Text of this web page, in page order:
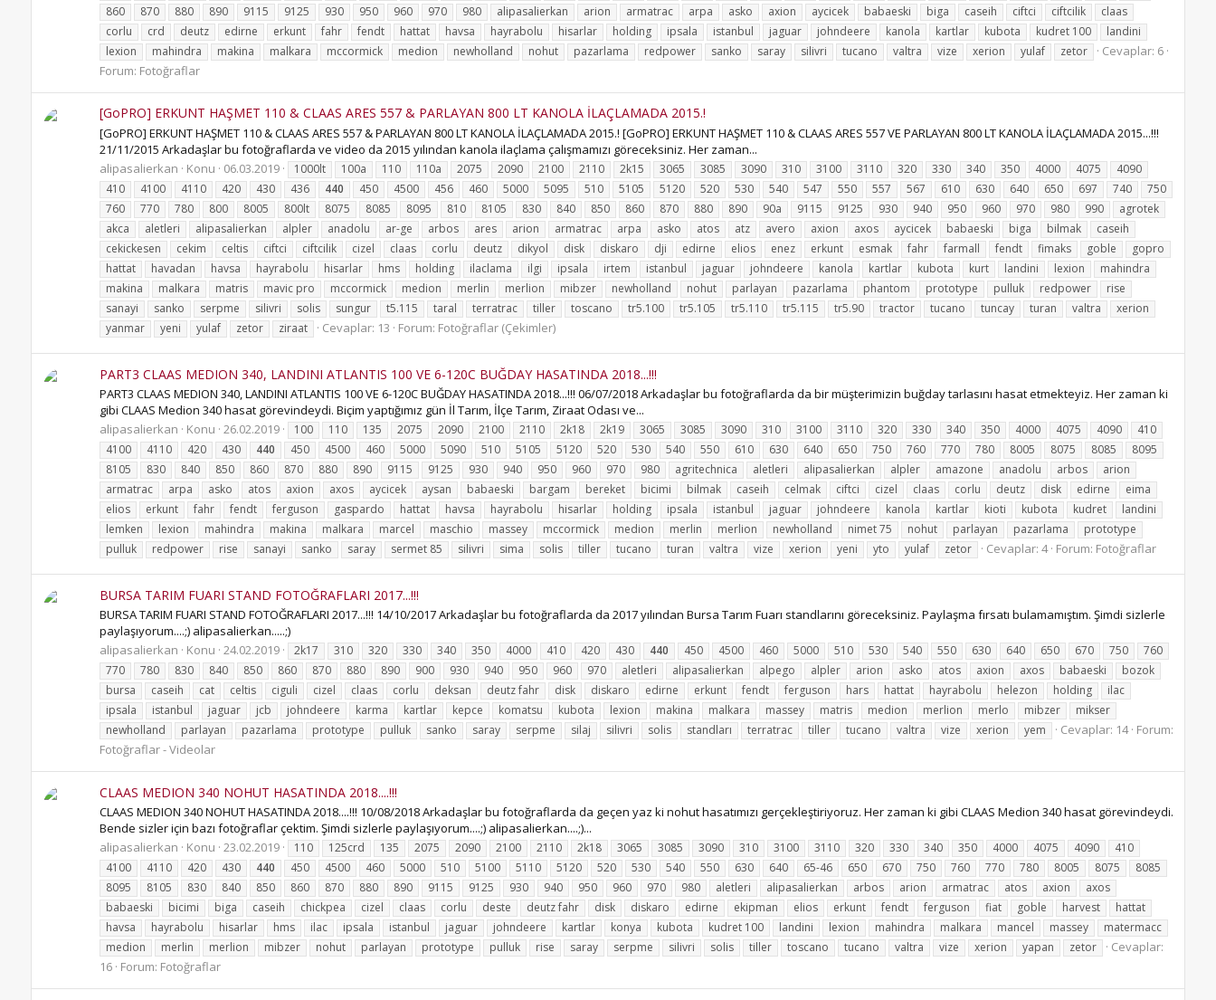
860
870 880 890 9115 9125 930 950 960 970 980 alipasalierkan arion armatrac arpa asko axion aycicek babaeski biga caseih ciftci ciftcilik
claas
corlu
crd deutz edirne erkunt fahr fendt hattat havsa hayrabolu hisarlar holding ipsala istanbul jaguar johndeere kanola kartlar kubota kudret 100
landini
lexion
mahindra makina malkara mccormick medion newholland nohut pazarlama redpower sanko saray silivri tucano valtra vize xerion yulaf zetor
Cevaplar: 6
Forum: Fotoğraflar
[GoPRO] ERKUNT HAŞMET 110 & CLAAS ARES 557 & PARLAYAN 800 LT KANOLA İLAÇLAMADA 2015.!
[GoPRO] ERKUNT HAŞMET 110 & CLAAS ARES 557 & PARLAYAN 800 LT KANOLA İLAÇLAMADA 2015.! [GoPRO] ERKUNT HAŞMET 110 & CLAAS ARES 557 VE PARLAYAN 800 LT KANOLA İLAÇLAMADA 2015...!!!
21/11/2015 Arkadaşlar bu fotoğraflarda ve video da 2015 yılından kanola ilaçlama çalışmamızı göreceksiniz. Her zaman...
alipasalierkan
Konu 06.03.2019 1000lt 100a 110 110a 2075 2090 2100 2110 2k15 3065 3085 3090 310 3100 3110 320 330 340 350 4000 4075
4090
410
4100 4110 420 430 436 440 450 4500 456 460 5000 5095 510 5105 5120 520 530 540 547 550 557 567 610 630 640 650 697 740
750
760
770 780 800 8005 800lt 8075 8085 8095 810 8105 830 840 850 860 870 880 890 90a 9115 9125 930 940 950 960 970 980 990
agrotek
akca
aletleri alipasalierkan alpler anadolu ar-ge arbos ares arion armatrac arpa asko atos atz avero axion axos aycicek babaeski biga bilmak
caseih
cekickesen
cekim celtis ciftci ciftcilik cizel claas corlu deutz dikyol disk diskaro dji edirne elios enez erkunt esmak fahr farmall fendt fimaks goble
gopro
hattat
havadan havsa hayrabolu hisarlar hms holding ilaclama ilgi ipsala irtem istanbul jaguar johndeere kanola kartlar kubota kurt landini lexion
mahindra
makina
malkara matris mavic pro mccormick medion merlin merlion mibzer newholland nohut parlayan pazarlama phantom prototype pulluk redpower
rise
sanayi
sanko serpme silivri solis sungur t5.115 taral terratrac tiller toscano tr5.100 tr5.105 tr5.110 tr5.115 tr5.90 tractor tucano tuncay turan valtra
xerion
yanmar
yeni yulaf zetor ziraat Cevaplar: 13 Forum: Fotoğraflar (Çekimler)
PART3 CLAAS MEDION 340, LANDINI ATLANTIS 100 VE 6-120C BUĞDAY HASATINDA 2018...!!!
PART3 CLAAS MEDION 340, LANDINI ATLANTIS 100 VE 6-120C BUĞDAY HASATINDA 2018...!!! 06/07/2018 Arkadaşlar bu fotoğraflarda da bir müşterimizin buğday tarlasını hasat etmekteyiz. Her zaman ki
gibi CLAAS Medion 340 hasat görevindeydi. Biçim yaptığımız gün İl Tarım, İlçe Tarım, Ziraat Odası ve...
alipasalierkan
Konu 26.02.2019 100 110 135 2075 2090 2100 2110 2k18 2k19 3065 3085 3090 310 3100 3110 320 330 340 350 4000 4075 4090
410
4100
4110 420 430 440 450 4500 460 5000 5090 510 5105 5120 520 530 540 550 610 630 640 650 750 760 770 780 8005 8075 8085
8095
8105
830 840 850 860 870 880 890 9115 9125 930 940 950 960 970 980 agritechnica aletleri alipasalierkan alpler amazone anadolu arbos
arion
armatrac
arpa asko atos axion axos aycicek aysan babaeski bargam bereket bicimi bilmak caseih celmak ciftci cizel claas corlu deutz disk edirne
eima
elios
erkunt fahr fendt ferguson gaspardo hattat havsa hayrabolu hisarlar holding ipsala istanbul jaguar johndeere kanola kartlar kioti kubota kudret
landini
lemken
lexion mahindra makina malkara marcel maschio massey mccormick medion merlin merlion newholland nimet 75 nohut parlayan pazarlama
prototype
pulluk
redpower rise sanayi sanko saray sermet 85 silivri sima solis tiller tucano turan valtra vize xerion yeni yto yulaf zetor Cevaplar: 4 Forum: Fotoğraflar
BURSA TARIM FUARI STAND FOTOĞRAFLARI 2017...!!!
BURSA TARIM FUARI STAND FOTOĞRAFLARI 2017...!!! 14/10/2017 Arkadaşlar bu fotoğraflarda da 2017 yılından Bursa Tarım Fuarı standlarını göreceksiniz. Paylaşma fırsatı bulamamıştım. Şimdi sizlerle
paylaşıyorum....;) alipasalierkan.....;)
alipasalierkan
Konu 24.02.2019 2k17 310 320 330 340 350 4000 410 420 430 440 450 4500 460 5000 510 530 540 550 630 640 650 670 750
760
770
780 830 840 850 860 870 880 890 900 930 940 950 960 970 aletleri alipasalierkan alpego alpler arion asko atos axion axos babaeski
bozok
bursa
caseih cat celtis ciguli cizel claas corlu deksan deutz fahr disk diskaro edirne erkunt fendt ferguson hars hattat hayrabolu helezon holding
ilac
ipsala
istanbul jaguar jcb johndeere karma kartlar kepce komatsu kubota lexion makina malkara massey matris medion merlion merlo mibzer
mikser
newholland
parlayan pazarlama prototype pulluk sanko saray serpme silaj silivri solis standları terratrac tiller tucano valtra vize xerion yem Cevaplar: 14 Forum:
Fotoğraflar - Videolar
CLAAS MEDION 340 NOHUT HASATINDA 2018....!!!
CLAAS MEDION 340 NOHUT HASATINDA 2018....!!! 10/08/2018 Arkadaşlar bu fotoğraflarda da geçen yaz ki nohut hasatımızı gerçekleştiriyoruz. Her zaman ki gibi CLAAS Medion 340 hasat görevindeydi.
Bende sizler için bazı fotoğraflar çektim. Şimdi sizlerle paylaşıyorum....;) alipasalierkan....;)...
alipasalierkan
Konu 23.02.2019 110 125crd 135 2075 2090 2100 2110 2k18 3065 3085 3090 310 3100 3110 320 330 340 350 4000 4075 4090
410
4100
4110 420 430 440 450 4500 460 5000 510 5100 5110 5120 520 530 540 550 630 640 65-46 650 670 750 760 770 780 8005 8075
8085
8095
8105 830 840 850 860 870 880 890 9115 9125 930 940 950 960 970 980 aletleri alipasalierkan arbos arion armatrac atos axion
axos
babaeski
bicimi biga caseih chickpea cizel claas corlu deste deutz fahr disk diskaro edirne ekipman elios erkunt fendt ferguson fiat goble harvest
hattat
havsa
hayrabolu hisarlar hms ilac ipsala istanbul jaguar johndeere kartlar konya kubota kudret 100 landini lexion mahindra malkara mancel massey
matermacc
medion
merlin merlion mibzer nohut parlayan prototype pulluk rise saray serpme silivri solis tiller toscano tucano valtra vize xerion yapan zetor
Cevaplar:
16 Forum: Fotoğraflar